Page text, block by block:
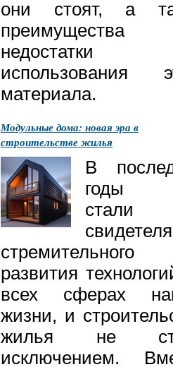
они стоят, а
недостатки
использования
материала.
Модульные дома: новая эра в
строительстве жилья
В
годы
стали
стремительного
развития
всех сферах
жизни, и
жилья не
исключением.